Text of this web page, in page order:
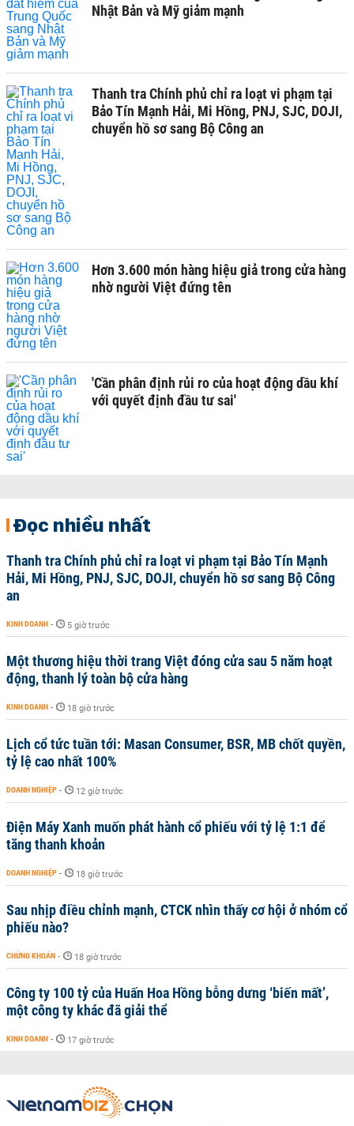
Nhật Bản và Mỹ giảm mạnh
Thanh tra Chính phủ chỉ ra loạt vi phạm tại
Bảo Tín Mạnh Hải, Mi Hồng, PNJ, SJC, DOJI,
chuyển hồ sơ sang Bộ Công an
Hơn 3.600 món hàng hiệu giả trong cửa hàng
nhờ người Việt đứng tên
'Cần phân định rủi ro của hoạt động dầu khí
với quyết định đầu tư sai'
Đọc nhiều nhất
Thanh tra Chính phủ chỉ ra loạt vi phạm tại Bảo Tín Mạnh
Hải, Mi Hồng, PNJ, SJC, DOJI, chuyển hồ sơ sang Bộ Công
an
KINH DOANH - 5 giờ trước
Một thương hiệu thời trang Việt đóng cửa sau 5 năm hoạt
động, thanh lý toàn bộ cửa hàng
KINH DOANH - 18 giờ trước
Lịch cổ tức tuần tới: Masan Consumer, BSR, MB chốt quyền,
tỷ lệ cao nhất 100%
DOANH NGHIỆP - 12 giờ trước
Điện Máy Xanh muốn phát hành cổ phiếu với tỷ lệ 1:1 để
tăng thanh khoản
DOANH NGHIỆP - 18 giờ trước
Sau nhịp điều chỉnh mạnh, CTCK nhìn thấy cơ hội ở nhóm cổ
phiếu nào?
CHỨNG KHOÁN - 18 giờ trước
Công ty 100 tỷ của Huấn Hoa Hồng bỗng dưng ‘biến mất’,
một công ty khác đã giải thể
KINH DOANH - 17 giờ trước